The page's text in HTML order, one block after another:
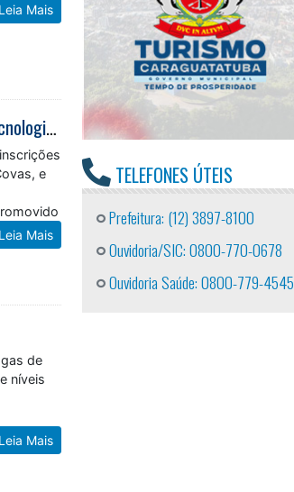
Leia Mais
Congresso de odontologia chega a Caraguatatuba com debates sobre tecnologia, inclusão e novas práticas
e
Leia Mais
de
níveis
Leia Mais
TELEFONES ÚTEIS
Prefeitura: (12) 3897-8100
Ouvidoria/SIC: 0800-770-0678
Ouvidoria Saúde: 0800-779-4545